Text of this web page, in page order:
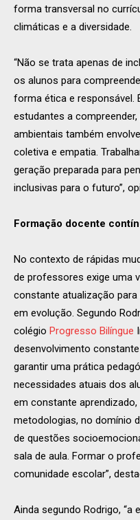
forma transversal no
climáticas e a diversidade.
“Não se trata apenas de
os alunos para
forma ética e responsável.
estudantes a
ambientais também
coletiva e empatia.
geração preparada para
inclusivas para o futuro”,
Formação docente
No contexto de rápidas
de professores exige uma
constante atualização
em evolução. Segundo
colégio Progresso Bilíngue
desenvolvimento
garantir uma prática
necessidades atuais dos
em constante
metodologias, no domínio
de questões
sala de aula. Formar o
comunidade escolar”,
Ainda segundo Rodrigo, “a